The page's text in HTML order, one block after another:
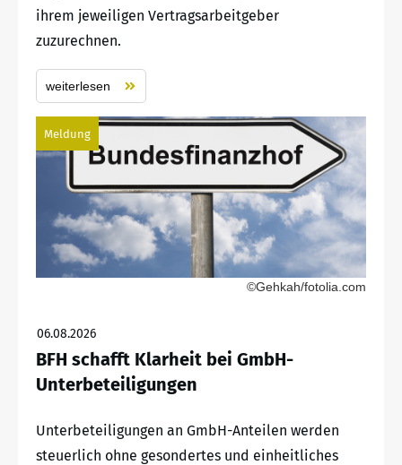
ihrem jeweiligen Vertragsarbeitgeber
zuzurechnen.
weiterlesen
Meldung
©Gehkah/fotolia.com
06.08.2026
BFH schafft Klarheit bei GmbH-
Unterbeteiligungen
Unterbeteiligungen an GmbH-Anteilen werden
steuerlich ohne gesondertes und einheitliches